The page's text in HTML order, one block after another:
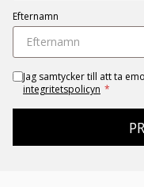
Efternamn
Jag samtycker till att ta
integritetspolicyn *